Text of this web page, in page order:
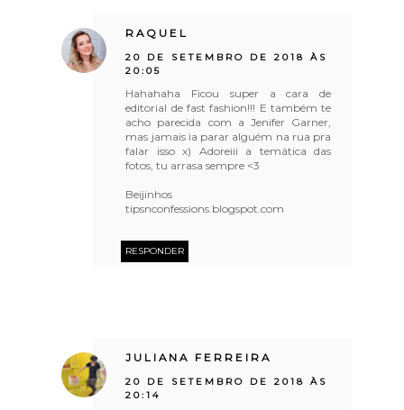
RAQUEL
20 DE SETEMBRO DE 2018 ÀS
20:05
Hahahaha Ficou super a cara de
editorial de fast fashion!!! E também te
acho parecida com a Jenifer Garner,
mas jamais ia parar alguém na rua pra
falar isso x) Adoreiii a temática das
fotos, tu arrasa sempre <3
Beijinhos
tipsnconfessions.blogspot.com
RESPONDER
JULIANA FERREIRA
20 DE SETEMBRO DE 2018 ÀS
20:14